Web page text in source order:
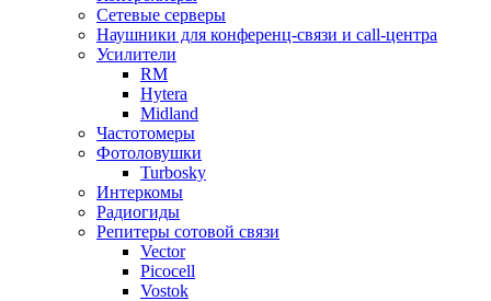
Сетевые серверы
Наушники для конференц-связи и call-центра
Усилители
RM
Hytera
Midland
Частотомеры
Фотоловушки
Turbosky
Интеркомы
Радиогиды
Репитеры сотовой связи
Vector
Picocell
Vostok